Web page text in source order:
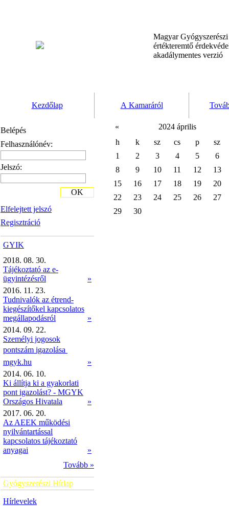
Magyar
értékteremtő
akadálymentes verzió
Kezdőlap A Kamaráról
Belépés
Felhasználónév:
Jelszó:
Elfelejtett jelszó
Regisztráció
OK
GYIK
2018. 08. 30.
Tájékoztató az e-
ügyintézésről
»
2016. 11. 23.
Tudnivalók az étrend-
kiegészítőkel kapcsolatos
megállapodásról
»
2014. 09. 22.
Személyi jogosok
pontszám igazolása 
mgyk.hu
»
2014. 06. 10.
Ki állítja ki a gyakorlati
pont igazolást? - MGYK
Országos Hivatala
»
2017. 06. 20.
Az AEEK működési
nyilvántartással
kapcsolatos tájékoztató
anyagai
»
Tovább »
Gyógyszerészi Hírlap
Hírlevelek
«
2024 április
h
k sz cs p
sz
1
2 3 4 5
6
8
9 10 11 12
13
15
16 17 18 19
20
22
23 24 25 26
27
29
30